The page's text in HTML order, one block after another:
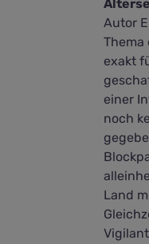
Autor
Thema
exakt
einer
noch
Land